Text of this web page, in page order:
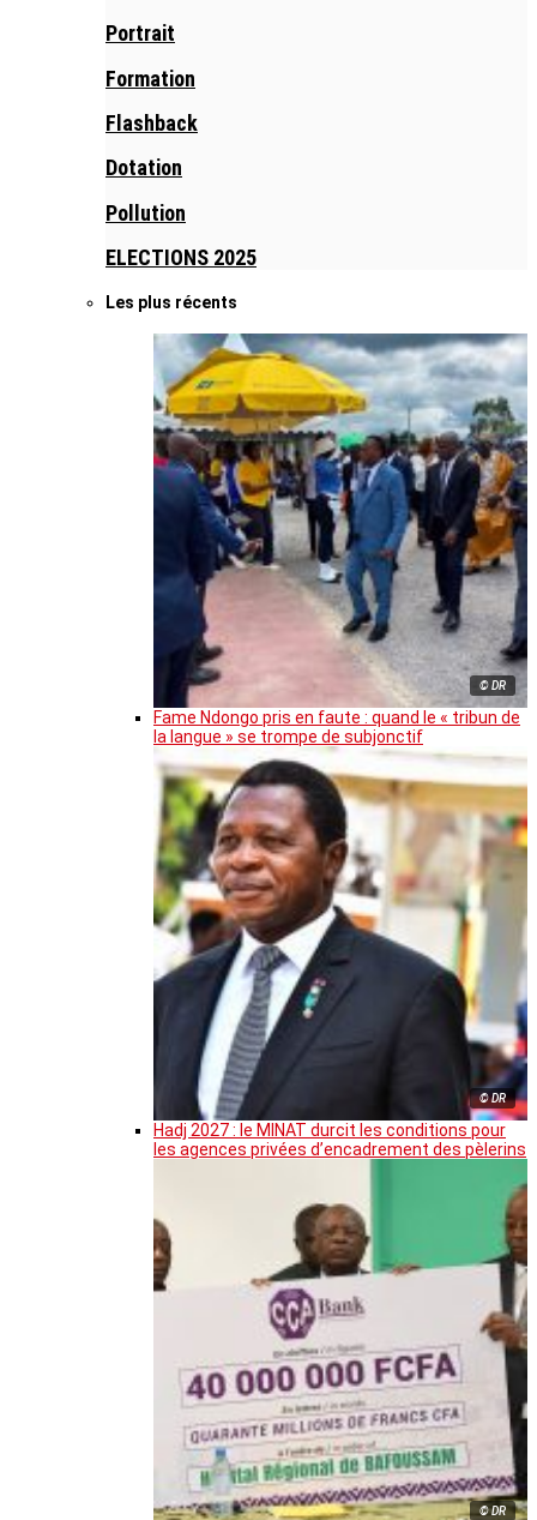
Portrait
Formation
Flashback
Dotation
Pollution
ELECTIONS 2025
Les plus récents
© DR
Fame Ndongo pris en faute : quand le « tribun de
la langue » se trompe de subjonctif
© DR
Hadj 2027 : le MINAT durcit les conditions pour
les agences privées d’encadrement des pèlerins
© DR